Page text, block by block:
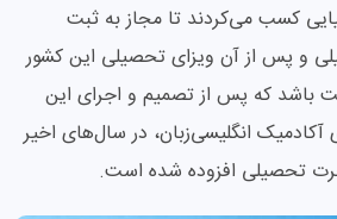
کسب می‌کردند تا مجاز به ثبت
و پس از آن ویزای تحصیلی این کشور
باشد که پس از تصمیم و اجرای این
آکادمیک انگلیسی‌زبان، در سال‌های اخیر
تحصیلی افزوده شده است.